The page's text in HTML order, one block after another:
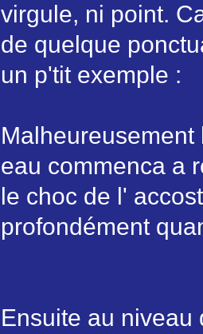
virgule, ni point.
de quelque
un p'tit exemple :
eau commenca a
le choc de l'
profondément
Ensuite au niveau